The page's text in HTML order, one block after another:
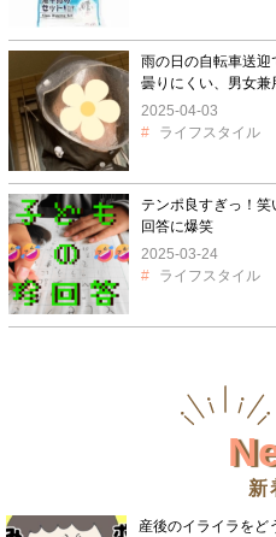
雨の日の自転車送迎
曇りにくい、男女兼
2025-04-03
ライフスタイル
テンポ良すぎっ！
回答に爆笑
2025-03-24
ライフスタイル
新
産後のイライラを